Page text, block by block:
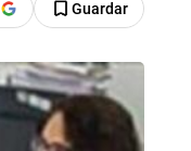
Guardar